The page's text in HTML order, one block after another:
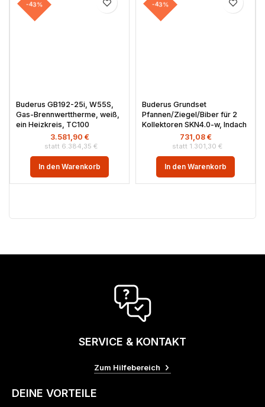
-43%
Buderus GB192-25i, W55S,
Gas-Brennwerttherme, weiß,
ein Heizkreis, TC100
6.384,35 €
3.581,90 €
In den Warenkorb
-43%
Buderus Grundset
Pfannen/Ziegel/Biber für 2
Kollektoren SKN4.0-w, Indach
1.301,30 €
731,08 €
In den Warenkorb
SERVICE & KONTAKT
Zum Hilfebereich
DEINE VORTEILE